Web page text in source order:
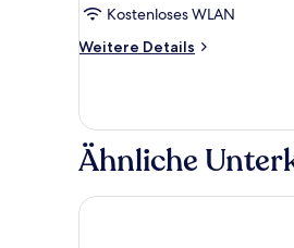
Kostenloses WLAN
Weitere Details
Weitere
Ähnliche
Strand Palace Hotel